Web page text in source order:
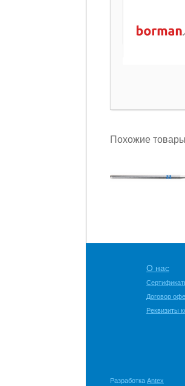
Похожие
О нас
Договор
Реквизиты
Разработка Antex